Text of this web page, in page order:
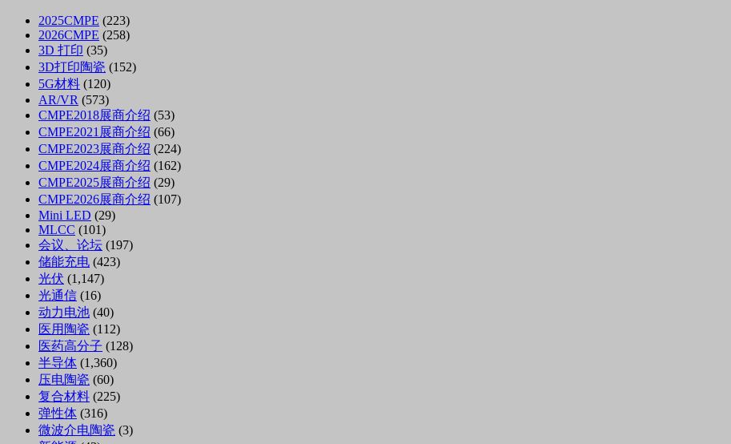
2025CMPE (223)
2026CMPE (258)
3D 打印 (35)
3D打印陶瓷 (152)
5G材料 (120)
AR/VR (573)
CMPE2018展商介绍 (53)
CMPE2021展商介绍 (66)
CMPE2023展商介绍 (224)
CMPE2024展商介绍 (162)
CMPE2025展商介绍 (29)
CMPE2026展商介绍 (107)
Mini LED (29)
MLCC (101)
会议、论坛 (197)
储能充电 (423)
光伏 (1,147)
光通信 (16)
动力电池 (40)
医用陶瓷 (112)
医药高分子 (128)
半导体 (1,360)
压电陶瓷 (60)
复合材料 (225)
弹性体 (316)
微波介电陶瓷 (3)